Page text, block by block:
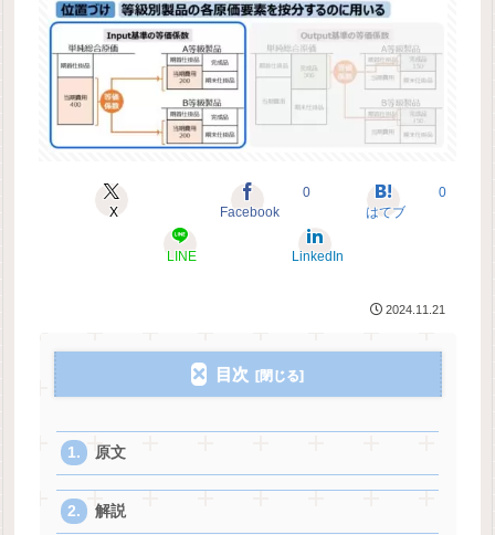
X Facebook
0
はてブ
0
LINE LinkedIn
2024.11.21
目次
原文
解説